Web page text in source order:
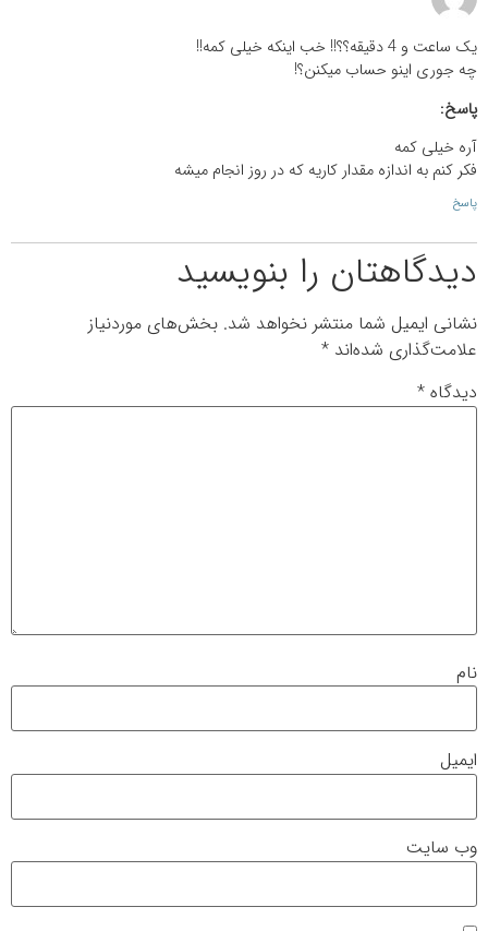
یک ساعت و 4 دقیقه؟؟!! خب اینکه خیلی کمه!!
چه جوری اینو حساب میکنن؟!
پاسخ:
آره خیلی کمه
فکر کنم به اندازه مقدار کاریه که در روز انجام میشه
پاسخ
دیدگاهتان را بنویسید
نشانی ایمیل شما منتشر نخواهد شد. بخش‌های موردنیاز
علامت‌گذاری شده‌اند *
دیدگاه *
نام
ایمیل
وب‌ سایت